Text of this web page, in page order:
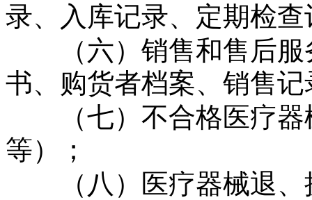
录、入库记录、定期检
（六）销售和售后服
书、购货者档案、销售
（七）不合格医疗器
等）；
（八）医疗器械退、